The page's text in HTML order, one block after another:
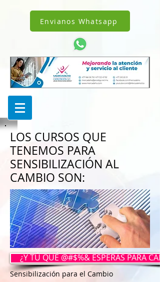
Envianos Whatsapp
LOS CURSOS QUE
TENEMOS PARA
SENSIBILIZACIÓN AL
CAMBIO SON:
¿Y TÚ QUÉ @#$%& ESPERAS PARA
Sensibilización para el Cambio